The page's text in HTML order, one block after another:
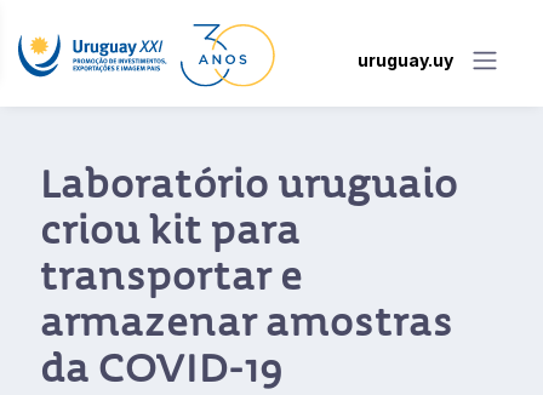
uruguay.uy
Laboratório uruguaio
criou kit para
transportar e
armazenar amostras
da COVID-19